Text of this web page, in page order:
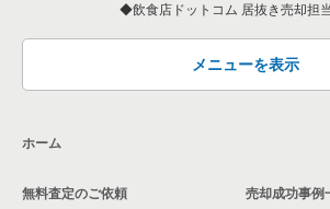
東京都下のカフェの居抜き売却物件の案件一
東京都下のテイクアウトの居抜き売却物件の
東京都下のカラオケ・パブ・スナックの居抜
武蔵野市のカフェの居抜き売却物件の案件一
武蔵野市のテイクアウトの居抜き売却物件の
武蔵野市のバーの居抜き売却物件の案件一覧
武蔵野市の居酒屋・ダイニングバーの居抜き
吉祥寺駅のお弁当・惣菜・デリの居抜き売却
吉祥寺駅のバーの居抜き売却物件の案件一覧
井の頭公園駅の居酒屋・ダイニングバーの居
井の頭公園駅の和食の居抜き売却物件の案件
飲食店ドットコム 居抜き売却担
メニューを表示
ホーム
無料査定のご依頼 売却成功事例